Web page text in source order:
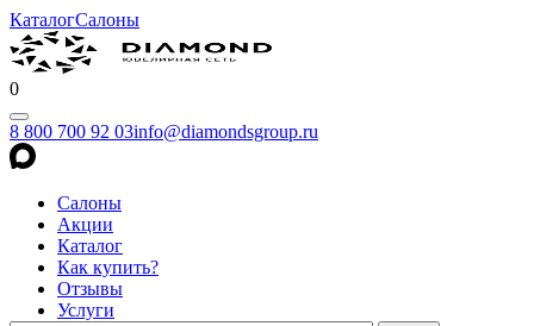
КаталогСалоны
0
8 800 700 92 03info@diamondsgroup.ru
Салоны
Акции
Каталог
Как купить?
Отзывы
Услуги